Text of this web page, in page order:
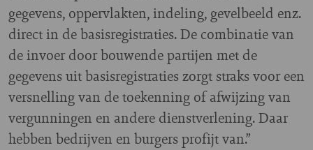
gegevens, oppervlakten, indeling, gevelbeeld enz.
direct in de basisregistraties. De combinatie van
de invoer door bouwende partijen met de
gegevens uit basisregistraties zorgt straks voor een
versnelling van de toekenning of afwijzing van
vergunningen en andere dienstverlening. Daar
hebben bedrijven en burgers profijt van.”